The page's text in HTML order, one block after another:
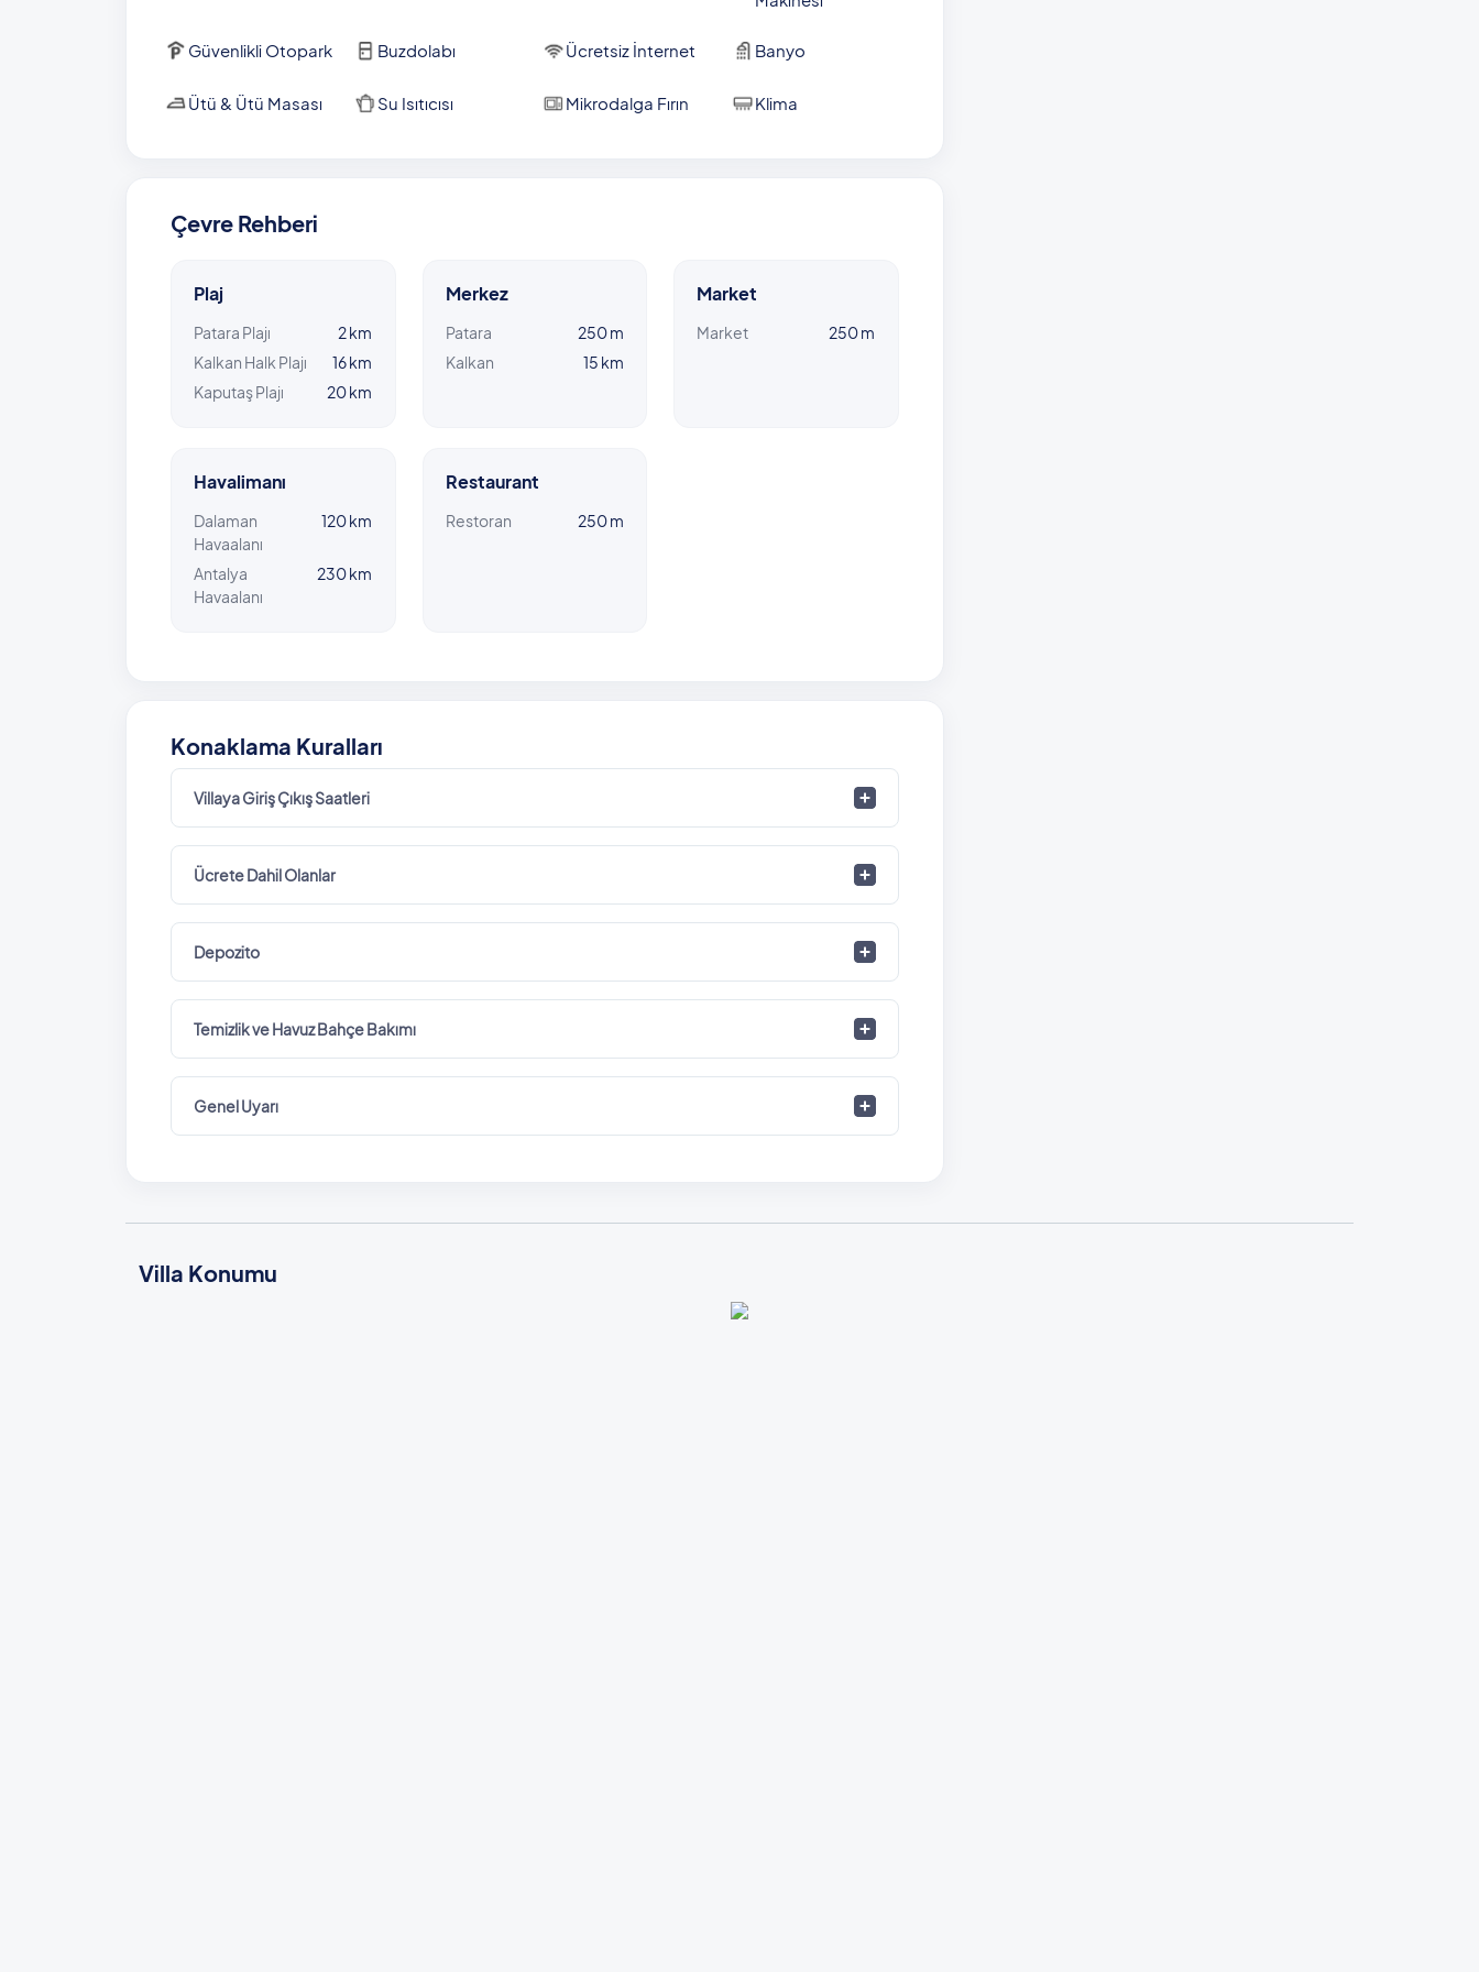
Güvenlikli Otopark Buzdolabı Ücretsiz İnternet Banyo
Ütü & Ütü Masası Su Isıtıcısı Mikrodalga Fırın Klima
Çevre Rehberi
Plaj
Patara Plajı
2 km
Kalkan Halk Plajı
16 km
Kaputaş Plajı
20 km
Merkez
Patara
250 m
Kalkan
15 km
Market
Market 250 m
Havalimanı
Dalaman
Havaalanı
120 km
Antalya
Havaalanı
230 km
Restaurant
Restoran 250 m
Konaklama Kuralları
Villaya Giriş Çıkış Saatleri
Ücrete Dahil Olanlar
Depozito
Temizlik ve Havuz Bahçe Bakımı
Genel Uyarı
Villa Konumu